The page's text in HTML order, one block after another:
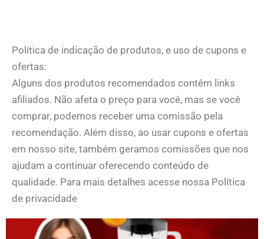
Política de indicação de produtos, e uso de cupons e
ofertas:
Alguns dos produtos recomendados contêm links
afiliados. Não afeta o preço para você, mas se você
comprar, podemos receber uma comissão pela
recomendação. Além disso, ao usar cupons e ofertas
em nosso site, também geramos comissões que nos
ajudam a continuar oferecendo conteúdo de
qualidade. Para mais detalhes acesse nossa Política
de privacidade